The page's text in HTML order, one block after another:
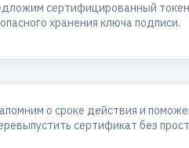
сертифицированный
хранения ключа подписи.
о сроке действия и
сертификат без